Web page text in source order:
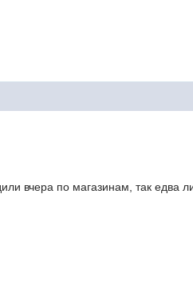
вчера по магазинам, так едва